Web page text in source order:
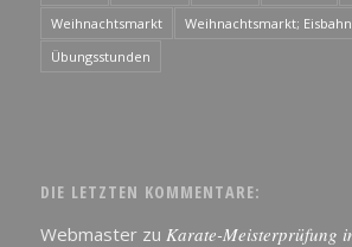
Weihnachtsmarkt
Weihnachtsmarkt; Eisbahn
Übungsstunden
DIE LETZTEN KOMMENTARE:
Webmasterzu Karate-Meisterprüfung